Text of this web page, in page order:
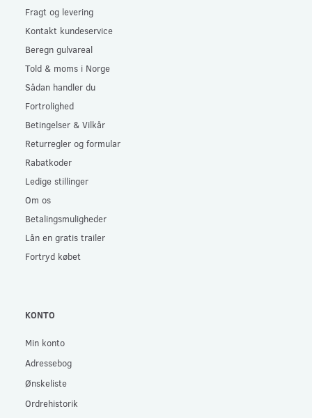
Fragt og levering
Kontakt kundeservice
Beregn gulvareal
Told & moms i Norge
Sådan handler du
Fortrolighed
Betingelser & Vilkår
Returregler og formular
Rabatkoder
Ledige stillinger
Om os
Betalingsmuligheder
Lån en gratis trailer
Fortryd købet
KONTO
Min konto
Adressebog
Ønskeliste
Ordrehistorik